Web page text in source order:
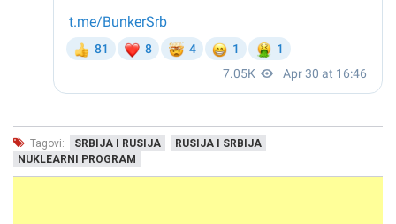
Tagovi: SRBIJA I RUSIJA
RUSIJA I SRBIJA
NUKLEARNI PROGRAM